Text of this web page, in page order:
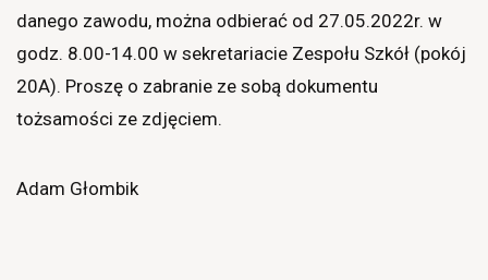
danego zawodu, można odbierać od 27.05.2022r. w
godz. 8.00-14.00 w sekretariacie Zespołu Szkół (pokój
20A). Proszę o zabranie ze sobą dokumentu
tożsamości ze zdjęciem.
Adam Głombik